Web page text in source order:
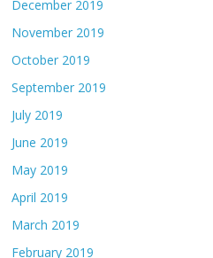
December 2019
November 2019
October 2019
September 2019
July 2019
June 2019
May 2019
April 2019
March 2019
February 2019